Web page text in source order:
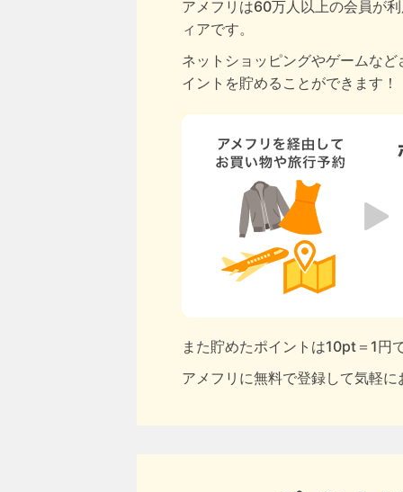
アメフリは60万人以上の会員が
ィアです。
ネットショッピングやゲームな
イントを貯めることができます！
また貯めたポイントは10pt＝1円
アメフリに無料で登録して気軽